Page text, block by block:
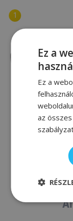
Speedo
Speedo Biofuse
8 100
Ez a
Ez a
az